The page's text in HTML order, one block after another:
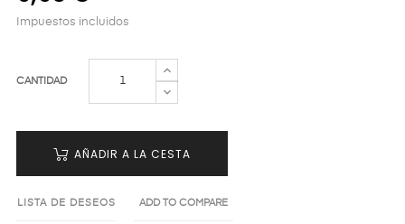
Impuestos incluidos
CANTIDAD
AÑADIR A LA CESTA
LISTA DE DESEOS ADD TO COMPARE